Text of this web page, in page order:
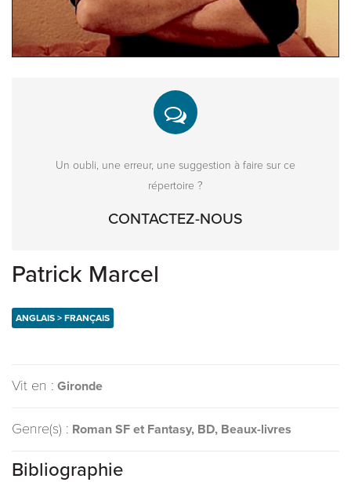
Un oubli, une erreur, une suggestion à faire sur ce
répertoire ?
CONTACTEZ-NOUS
Patrick Marcel
ANGLAIS > FRANÇAIS
Vit en : Gironde
Genre(s) : Roman SF et Fantasy, BD, Beaux-livres
Bibliographie